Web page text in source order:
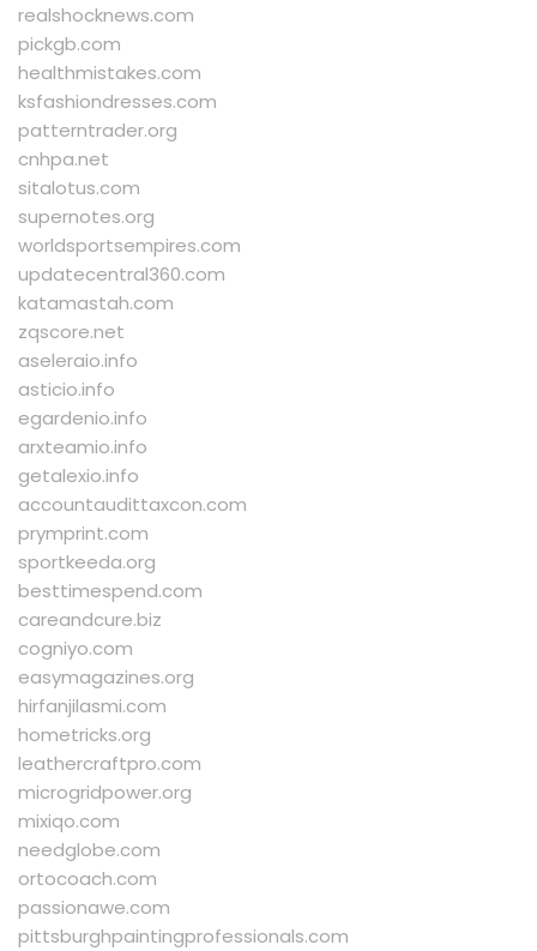
realshocknews.com
pickgb.com
healthmistakes.com
ksfashiondresses.com
patterntrader.org
cnhpa.net
sitalotus.com
supernotes.org
worldsportsempires.com
updatecentral360.com
katamastah.com
zqscore.net
aseleraio.info
asticio.info
egardenio.info
arxteamio.info
getalexio.info
accountaudittaxcon.com
prymprint.com
sportkeeda.org
besttimespend.com
careandcure.biz
cogniyo.com
easymagazines.org
hirfanjilasmi.com
hometricks.org
leathercraftpro.com
microgridpower.org
mixiqo.com
needglobe.com
ortocoach.com
passionawe.com
pittsburghpaintingprofessionals.com